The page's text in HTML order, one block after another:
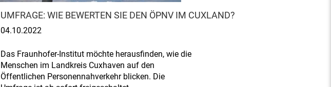
UMFRAGE: WIE BEWERTEN SIE DEN ÖPNV IM CUXLAND?
04.10.2022
Das Fraunhofer-Institut möchte herausfinden, wie die
Menschen im Landkreis Cuxhaven auf den
Öffentlichen Personennahverkehr blicken. Die